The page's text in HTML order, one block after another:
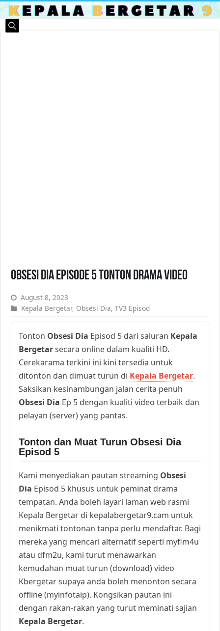
Obsesi Dia Episode 5 Tonton Drama Video
August 8, 2023
Kepala Bergetar, Obsesi Dia,TV3 Episod
Tonton Obsesi Dia Episod 5 dari saluran Kepala
Bergetarsecara online dalam kualiti HD.
Cerekarama terkini ini kini tersedia untuk
ditonton dan dimuat turun di Kepala Bergetar.
Saksikan kesinambungan jalan cerita penuh
Obsesi Dia Ep 5 dengan kualiti video terbaik dan
pelayan (server) yang pantas.
Tonton dan Muat Turun Obsesi Dia
Episod 5
Kami menyediakan pautan streaming Obsesi
Dia Episod 5 khusus untuk peminat drama
tempatan. Anda boleh layari laman web rasmi
Kepala Bergetar di kepalabergetar9.cam untuk
menikmati tontonan tanpa perlu mendaftar. Bagi
mereka yang mencari alternatif seperti myflm4u
atau dfm2u, kami turut menawarkan
kemudahan muat turun (download) video
Kbergetar supaya anda boleh menonton secara
offline (myinfotaip). Kongsikan pautan ini
dengan rakan-rakan yang turut meminati sajian
Kepala Bergetar.